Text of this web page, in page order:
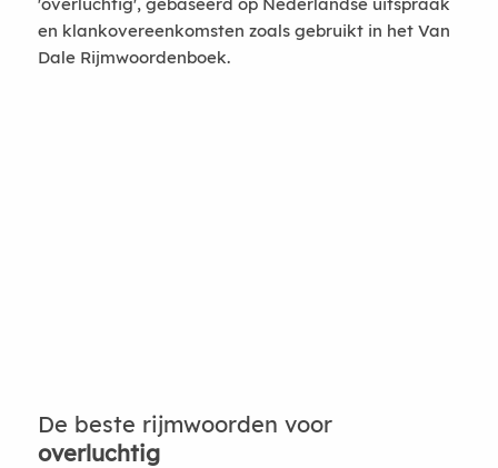
en klankovereenkomsten zoals gebruikt in het Van
Dale Rijmwoordenboek.
De beste rijmwoorden voor
overluchtig